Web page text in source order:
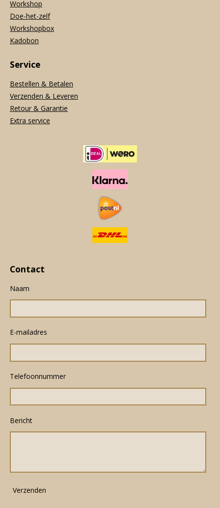
Workshop
Doe-het-zelf
Workshopbox
Kadobon
Service
Bestellen & Betalen
Verzenden & Leveren
Retour & Garantie
Extra service
Contact
Naam
E-mailadres
Telefoonnummer
Bericht
Verzenden